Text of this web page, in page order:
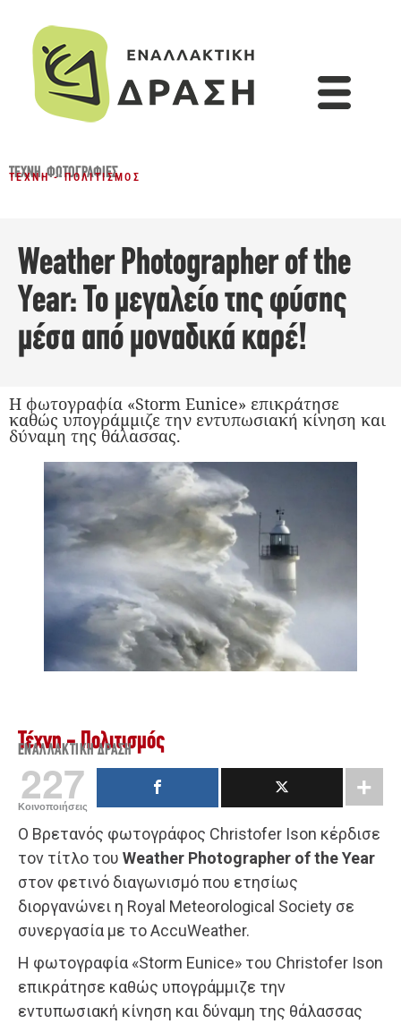
ΤΈΧΝΗ,ΦΩΤΟΓΡΑΦΊΕΣ
ΤΈΧΝΗ - ΠΟΛΙΤΙΣΜΌΣ
Weather Photographer of the
Year: Το μεγαλείο της φύσης
μέσα από μοναδικά καρέ!
Η φωτογραφία «Storm Eunice» επικράτησε
καθώς υπογράμμιζε την εντυπωσιακή κίνηση και
δύναμη της θάλασσας.
Τέχνη - Πολιτισμός
ΕΝΑΛΛΑΚΤΙΚΉ ΔΡΆΣΗ
227
Κοινοποιήσεις
Ο Βρετανός φωτογράφος Christofer Ison κέρδισε
τον τίτλο του Weather Photographer of the Year
στον φετινό διαγωνισμό που ετησίως
διοργανώνει η Royal Meteorological Society σε
συνεργασία με το AccuWeather.
Η φωτογραφία «Storm Eunice» του Christofer Ison
επικράτησε καθώς υπογράμμιζε την
εντυπωσιακή κίνηση και δύναμη της θάλασσας